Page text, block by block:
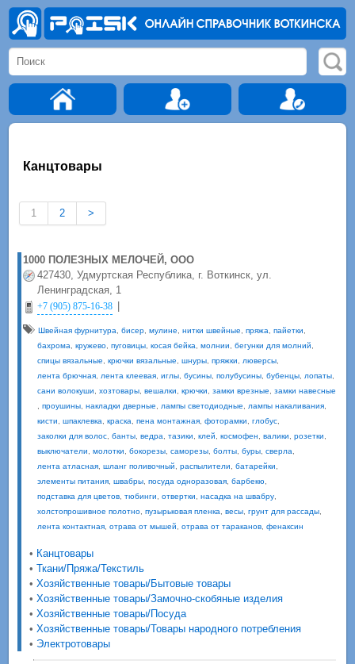
Канцтовары
1 2 >
1000 ПОЛЕЗНЫХ МЕЛОЧЕЙ, ООО
427430, Удмуртская Республика, г. Воткинск, ул.
Ленинградская, 1
+7 (905) 875-16-38 |
Швейная фурнитура бисер, мулине нитки швейные пряжа пайетки
бахрома
кружево, пуговицы, косая бейка молнии бегунки для молний
спицы вязальные
крючки вязальные шнуры, пряжки люверсы,
лента брючная, лента клеевая, иглы, бусины, полубусины, бубенцы, лопаты,
сани волокуши
хозтовары, вешалки крючки замки врезные
замки навесные
проушины, накладки дверные лампы светодиодные лампы накаливания,
кисти
шпаклевка краска пена монтажная, фоторамки глобус,
заколки для волос, банты, ведра тазики клей космофен валики розетки
выключатели
молотки бокорезы, саморезы, болты, буры, сверла
лента атласная, шланг поливочный распылители батарейки
элементы питания, швабры, посуда одноразовая, барбекю
подставка для цветов, тюбинги отвертки насадка на швабру,
холстопрошивное полотно, пузырьковая пленка весы, грунт для рассады,
лента контактная, отрава от мышей отрава от тараканов, фенаксин
• Канцтовары
• Ткани/Пряжа/Текстиль
• Хозяйственные товары/Бытовые товары
• Хозяйственные товары/Замочно-скобяные изделия
• Хозяйственные товары/Посуда
• Хозяйственные товары/Товары народного потребления
• Электротовары